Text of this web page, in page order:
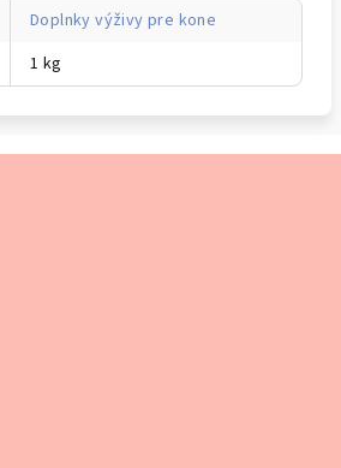
Doplnky výživy pre kone
1 kg